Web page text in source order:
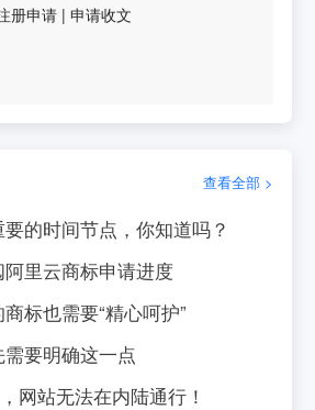
册申请 |申请收文
查看全部 >
的时间节点，你知道吗？
里云商标申请进度
标也需要“精心呵护”
要明确这一点
网站无法在内陆通行！